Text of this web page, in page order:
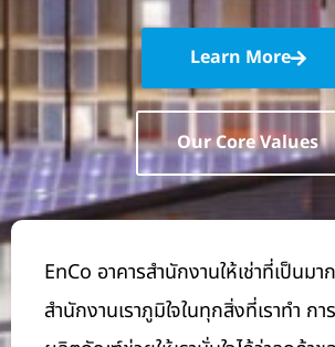
Learn More
Our Core Values
EnCo อาคารสำนักงานให้เช่าที่เป็นมา
สำนักงานเราภูมิใจในทุกสิ่งที่เราทำ ก